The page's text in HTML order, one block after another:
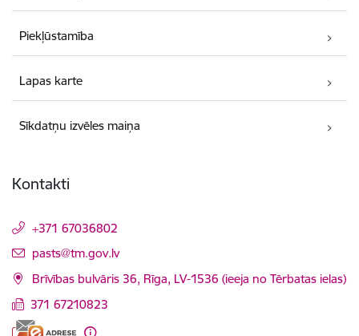
Piekļūstamība
Lapas karte
Sīkdatņu izvēles maiņa
Kontakti
+371 67036802
E-pasts:
pasts@tm.gov.lv
Brīvības bulvāris 36, Rīga, LV-1536 (ieeja no Tērbatas ielas)
371 67210823